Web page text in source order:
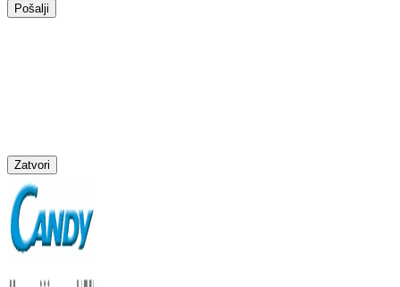
Pošalji
Zatvori